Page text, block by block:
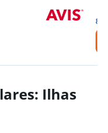
8
Ilhas